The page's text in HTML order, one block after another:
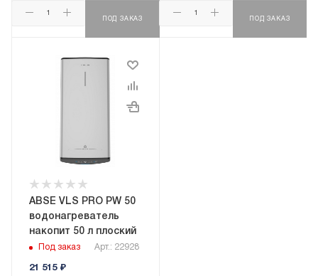
ПОД ЗАКАЗ ПОД ЗАКАЗ
ABSE VLS PRO PW 50
водонагреватель
накопит 50 л плоский
Под заказ Арт.: 22928
21 515₽